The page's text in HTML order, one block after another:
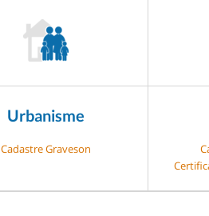
Urbanisme
Cadastre Graveson